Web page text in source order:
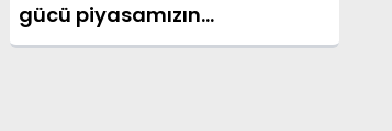
gücü piyasamızın
vazgeçilmez bir parçası